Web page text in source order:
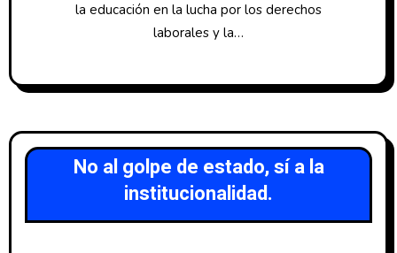
la educación en la lucha por los derechos
laborales y la…
No al golpe de estado, sí a la
institucionalidad.